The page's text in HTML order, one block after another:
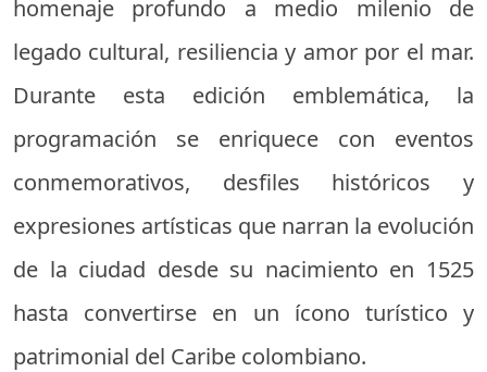
homenaje profundo a medio milenio de
legado cultural, resiliencia y amor por el mar.
Durante esta edición emblemática, la
programación se enriquece con eventos
conmemorativos, desfiles históricos y
expresiones artísticas que narran la evolución
de la ciudad desde su nacimiento en 1525
hasta convertirse en un ícono turístico y
patrimonial del Caribe colombiano.